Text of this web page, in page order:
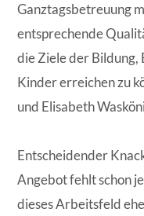
Ganztagsbetreuung
entsprechende
die Ziele der Bildung,
Kinder erreichen zu
und Elisabeth
Entscheidender
Angebot fehlt schon
dieses Arbeitsfeld